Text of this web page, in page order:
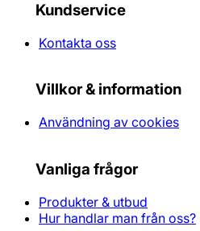
Kundservice
Kontakta oss
Villkor & information
Användning av cookies
Vanliga frågor
Produkter & utbud
Hur handlar man från oss?